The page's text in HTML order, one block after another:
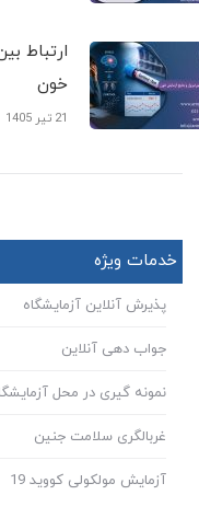
ارتباط
خون
21 تیر 1405
خدمات ویژه
پذیرش آنلاین آزمایشگاه
جواب دهی آنلاین
نمونه گیری در محل
غربالگری سلامت جنین
آزمایش مولکولی کووید 19